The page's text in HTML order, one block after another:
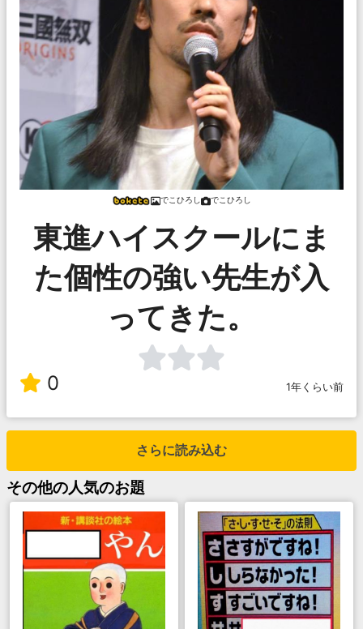
でこひろし でこひろし
東進ハイスクールにま
た個性の強い先生が入
ってきた。
0 1年くらい前
さらに読み込む
その他の人気のお題